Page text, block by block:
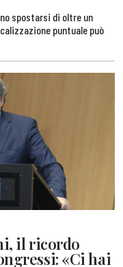
spostarsi di oltre un
puntuale può
il ricordo
«Ci hai